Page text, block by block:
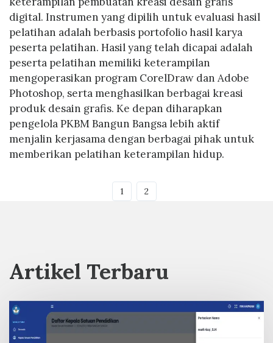
digital. Instrumen yang dipilih untuk evaluasi hasil
pelatihan adalah berbasis portofolio hasil karya
peserta pelatihan. Hasil yang telah dicapai adalah
peserta pelatihan memiliki keterampilan
mengoperasikan program CorelDraw dan Adobe
Photoshop, serta menghasilkan berbagai kreasi
produk desain grafis. Ke depan diharapkan
pengelola PKBM Bangun Bangsa lebih aktif
menjalin kerjasama dengan berbagai pihak untuk
memberikan pelatihan keterampilan hidup.
1 2
Artikel Terbaru